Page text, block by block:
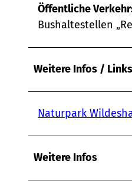
a
Öffentliche
Bushaltestellen
Weitere Infos / Links
Naturpark
Weitere Infos